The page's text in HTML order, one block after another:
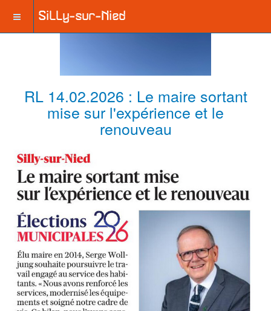
RL 14.02.2026 : Le maire sortant
mise sur l'expérience et le
renouveau